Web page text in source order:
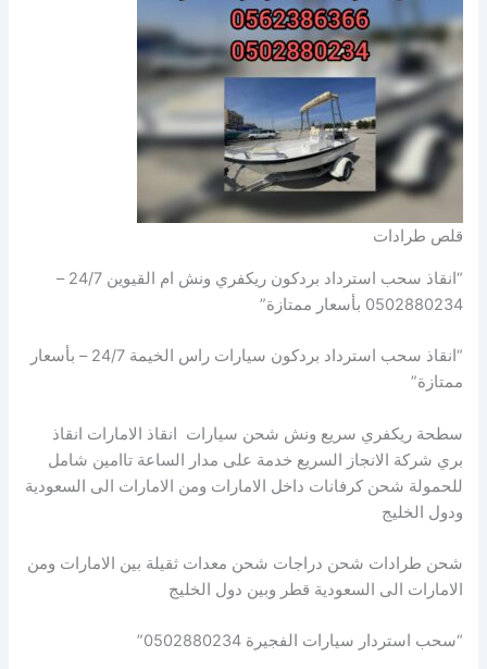
قلص طرادات
“انقاذ سحب استرداد بردكون ريكفري ونش ام القيوين 24/7 –
0502880234 بأسعار ممتازة”
“انقاذ سحب استرداد بردكون سيارات راس الخيمة 24/7 – بأسعار
ممتازة”
سطحة ريكفري سريع ونش شحن سيارات انقاذ الامارات انقاذ
بري شركة الانجاز السريع خدمة على مدار الساعة تاامين شامل
للحمولة شحن كرفانات داخل الامارات ومن الامارات الى السعودية
ودول الخليج
شحن طرادات شحن دراجات شحن معدات ثقيلة بين الامارات ومن
الامارات الى السعودية قطر وبين دول الخليج
“سحب استردار سيارات الفجيرة 0502880234”